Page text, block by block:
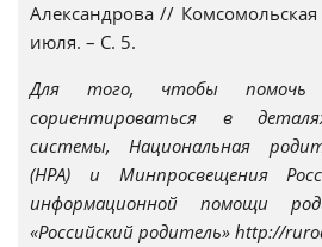
Александрова //
июля. – С. 5.
Для того, чтобы
сориентироваться в
системы, Национальная
(НРА) и Минпросвещения
информационной помощи
«Российский родитель» http://